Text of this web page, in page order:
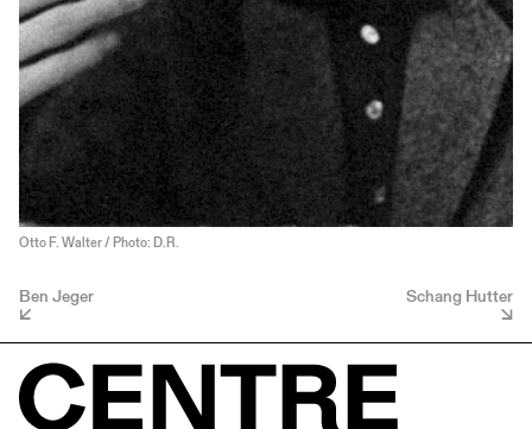
Otto F. Walter / Photo: D.R.
Ben Jeger Schang Hutter